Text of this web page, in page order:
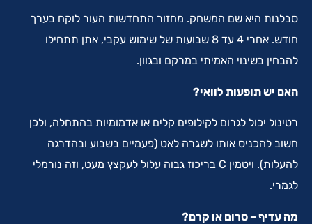
סבלנות היא שם המשחק. מחזור התחדשות העור לוקח בערך
חודש. אחרי 4 עד 8 שבועות של שימוש עקבי, אתן תתחילו
להבחין בשינוי האמיתי במרקם ובגוון.
האם יש תופעות לוואי?
רטינול יכול לגרום לקילופים קלים או אדמומיות בהתחלה, ולכן
חשוב להכניס אותו לשגרה לאט (פעמיים בשבוע ובהדרגה
להעלות). ויטמין C בריכוז גבוה עלול לעקצץ מעט, וזה נורמלי
לגמרי.
מה עדיף – סרום או קרם?